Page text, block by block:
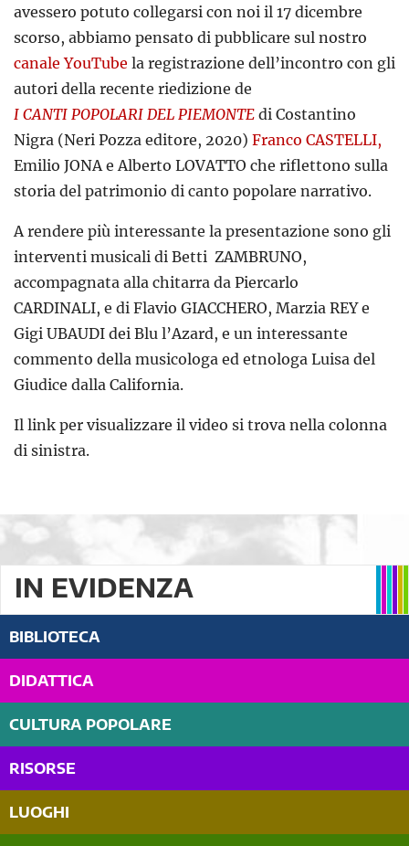
avessero potuto collegarsi con noi il 17 dicembre
scorso, abbiamo pensato di pubblicare sul nostro
canale YouTube la registrazione dell’incontro con gli
autori della recente riedizione de
I CANTI POPOLARI DEL PIEMONTE di Costantino
Nigra (Neri Pozza editore, 2020) Franco CASTELLI,
Emilio JONA e Alberto LOVATTO che riflettono sulla
storia del patrimonio di canto popolare narrativo.
A rendere più interessante la presentazione sono gli
interventi musicali di Betti ZAMBRUNO,
accompagnata alla chitarra da Piercarlo
CARDINALI, e di Flavio GIACCHERO, Marzia REY e
Gigi UBAUDI dei Blu l’Azard, e un interessante
commento della musicologa ed etnologa Luisa del
Giudice dalla California.
Il link per visualizzare il video si trova nella colonna
di sinistra.
IN EVIDENZA
BIBLIOTECA
DIDATTICA
CULTURA POPOLARE
RISORSE
LUOGHI